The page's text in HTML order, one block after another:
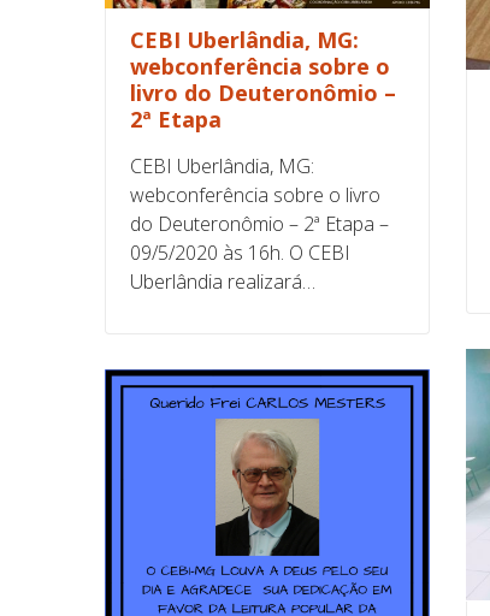
CEBI Uberlândia, MG:
webconferência sobre o
livro do Deuteronômio –
2ª Etapa
CEBI Uberlândia, MG:
webconferência sobre o livro
do Deuteronômio – 2ª Etapa –
09/5/2020 às 16h. O CEBI
Uberlândia realizará…